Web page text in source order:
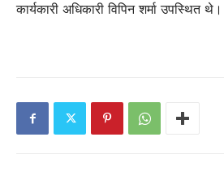
कार्यकारी अधिकारी विपिन शर्मा उपस्थित थे।